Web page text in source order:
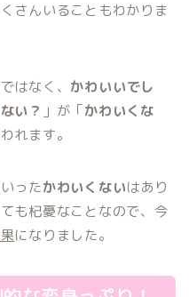
さんいることもわかりま
はなく、 かわいいでし
い？ 」が「かわいくな
れます。
ったかわいくないはあり
も杞憂なことなので、今
になりました。